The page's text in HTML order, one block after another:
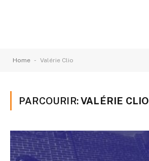
Home - Valérie Clio
PARCOURIR:VALÉRIE CLIO